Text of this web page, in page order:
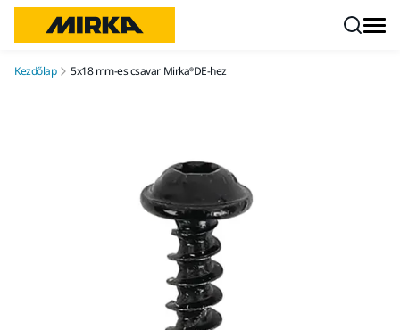
Kezdőlap 5x18 mm-es csavar Mirka®DE-hez